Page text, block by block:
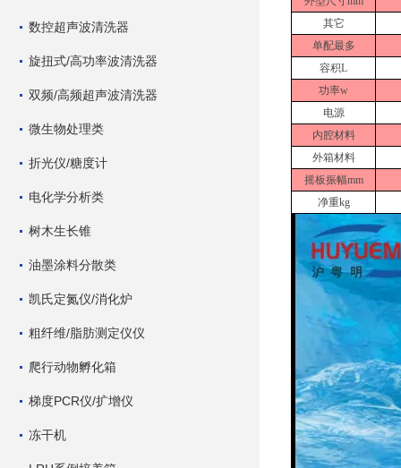
数控超声波清洗器
旋扭式/高功率波清洗器
双频/高频超声波清洗器
微生物处理类
折光仪/糖度计
电化学分析类
树木生长锥
油墨涂料分散类
凯氏定氮仪/消化炉
粗纤维/脂肪测定仪仪
爬行动物孵化箱
梯度PCR仪/扩增仪
冻干机
其它
单配最多
容积L
功率w
电源
内腔材料
外箱材料
摇板振幅mm
净重kg